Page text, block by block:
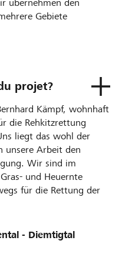
übernehmen den
Gebiete
projet?
Kämpf, wohnhaft
die Rehkitzrettung
liegt das wohl der
unsere Arbeit den
Wir sind im
und Heuernte
für die Rettung der
- Diemtigtal